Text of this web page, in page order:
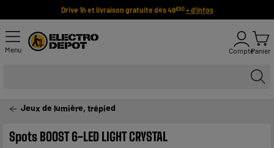
Drive 1h et livraison gratuite dès 49€90 + d'infos
Menu ComptePanier
Jeux de lumière, trépied
Spots BOOST 6-LED LIGHT CRYSTAL